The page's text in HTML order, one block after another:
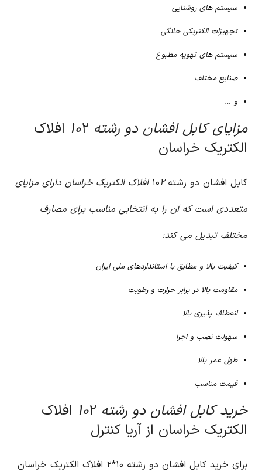
سیستم های روشنایی
تجهیزات الکتریکی خانگی
سیستم های تهویه مطبوع
صنایع مختلف
و …
مزایای کابل افشان دو رشته ۱۰
۲ افلاک
الکتریک خراسان
کابل افشان دو رشته ۱۰
۲ افلاک الکتریک خراسان دارای مزایای
متعددی است که آن را به انتخابی مناسب برای مصارف
مختلف تبدیل می کند:
کیفیت بالا و مطابق با استانداردهای ملی ایران
مقاومت بالا در برابر حرارت و رطوبت
انعطاف پذیری بالا
سهولت نصب و اجرا
طول عمر بالا
قیمت مناسب
خرید کابل افشان دو رشته ۱۰
۲ افلاک
الکتریک خراسان از آریا کنترل
برای خرید کابل افشان دو رشته ۱۰*۲ افلاک الکتریک خراسان